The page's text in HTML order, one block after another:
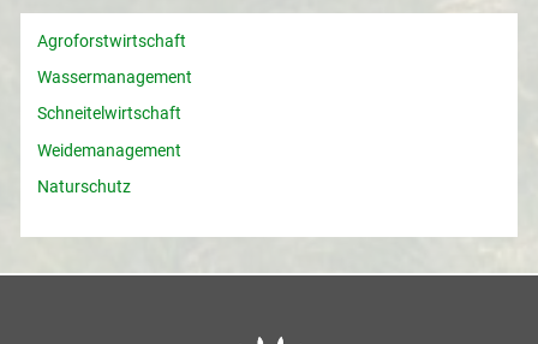
Agroforstwirtschaft
Wassermanagement
Schneitelwirtschaft
Weidemanagement
Naturschutz